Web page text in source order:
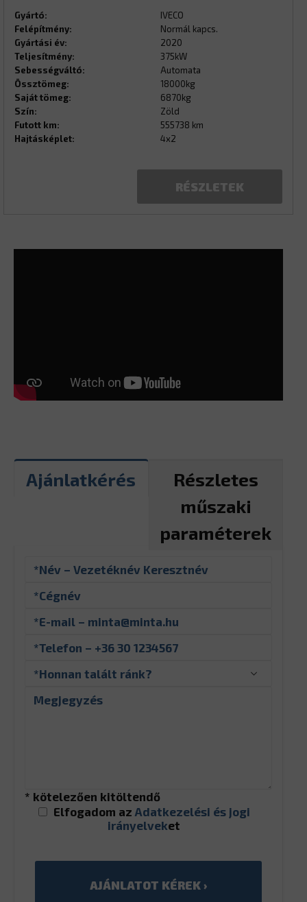
Gyártó:
IVECO
Felépítmény:
Normál kapcs.
Gyártási év:
2020
Teljesítmény:
375kW
Sebességváltó:
Automata
Össztömeg:
18000kg
Saját tömeg:
6870kg
Szín:
Zöld
Futott km:
555738 km
Hajtásképlet:
4x2
RÉSZLETEK
Ajánlatkérés
Részletes
műszaki
paraméterek
* kötelezően kitöltendő
Elfogadom az Adatkezelési és jogi
irányelveket